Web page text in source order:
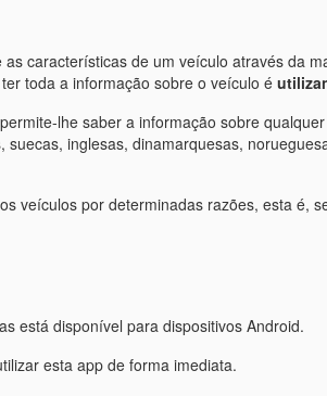
características de um veículo através da
toda a informação sobre o veículo é
lhe saber a informação sobre
inglesas, dinamarquesas,
veículos por determinadas razões, esta é,
está disponível para dispositivos Android.
esta app de forma imediata.